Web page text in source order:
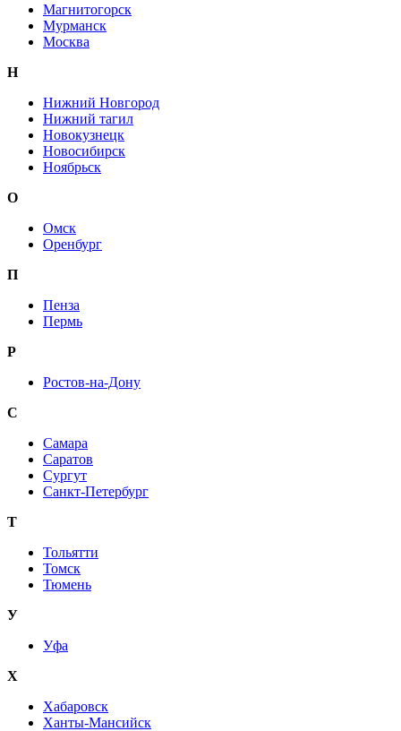
Магнитогорск
Мурманск
Москва
Н
Нижний Новгород
Нижний тагил
Новокузнецк
Новосибирск
Ноябрьск
О
Омск
Оренбург
П
Пенза
Пермь
Р
Ростов-на-Дону
С
Самара
Саратов
Сургут
Санкт-Петербург
Т
Тольятти
Томск
Тюмень
У
Уфа
Х
Хабаровск
Ханты-Мансийск